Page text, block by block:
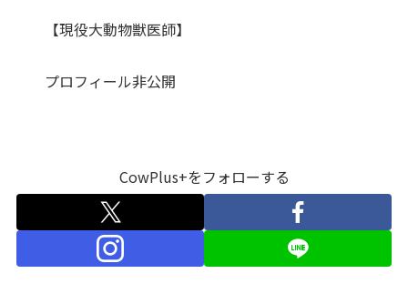
【現役大動物獣医師】
プロフィール非公開
CowPlus+をフォローする